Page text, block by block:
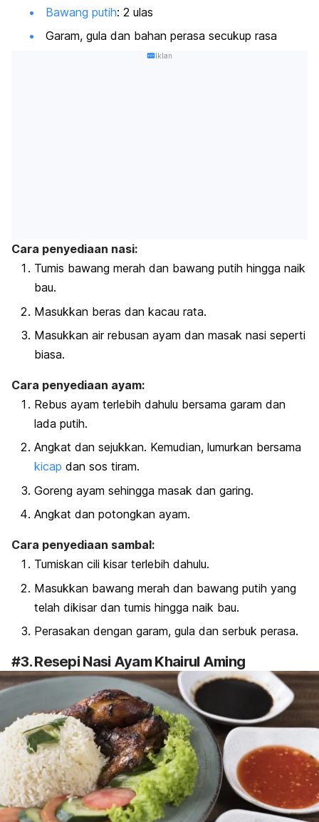
Bawang putih: 2 ulas
Garam, gula dan bahan perasa secukup rasa
Iklan
Cara penyediaan nasi:
Tumis bawang merah dan bawang putih hingga naik
bau.
Masukkan beras dan kacau rata.
Masukkan air rebusan ayam dan masak nasi seperti
biasa.
Cara penyediaan ayam:
Rebus ayam terlebih dahulu bersama garam dan
lada putih.
Angkat dan sejukkan. Kemudian, lumurkan bersama
kicap dan sos tiram.
Goreng ayam sehingga masak dan garing.
Angkat dan potongkan ayam.
Cara penyediaan sambal:
Tumiskan cili kisar terlebih dahulu.
Masukkan bawang merah dan bawang putih yang
telah dikisar dan tumis hingga naik bau.
Perasakan dengan garam, gula dan serbuk perasa.
#3. Resepi Nasi Ayam Khairul Aming